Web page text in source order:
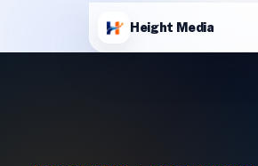
Height Media